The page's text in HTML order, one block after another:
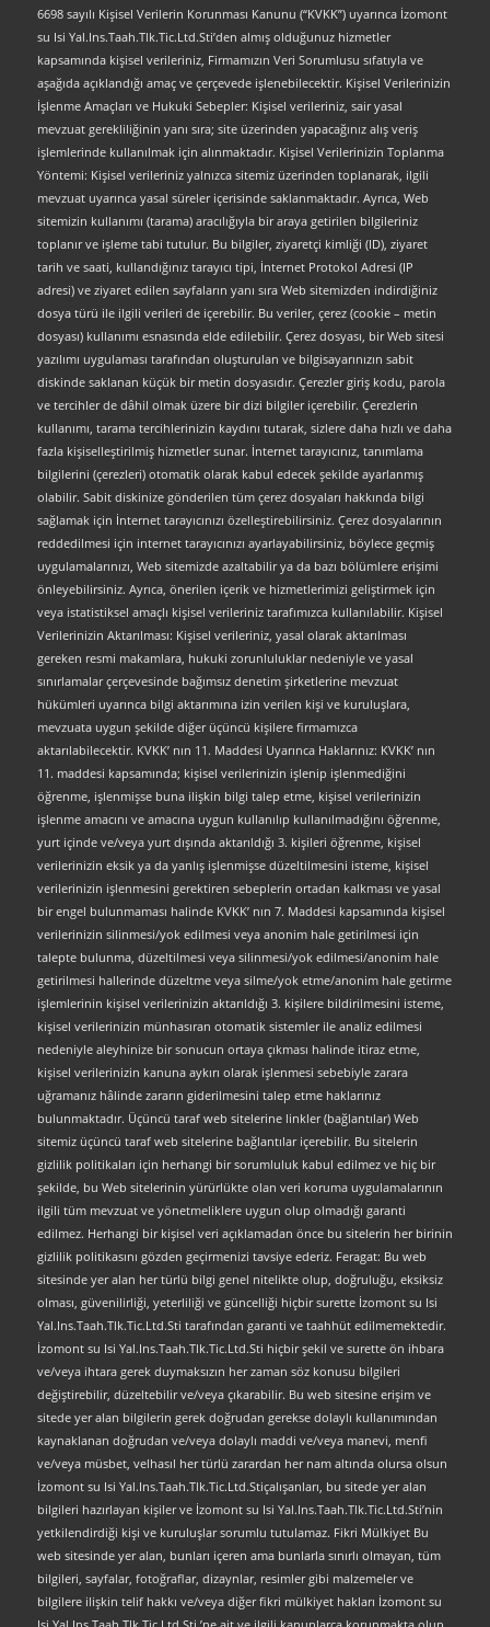
6698 sayılı Kişisel Verilerin Korunması Kanunu (“KVKK”) uyarınca İzomont
su Isi Yal.Ins.Taah.Tlk.Tic.Ltd.Sti’den almış olduğunuz hizmetler
kapsamında kişisel verileriniz, Firmamızın Veri Sorumlusu sıfatıyla ve
aşağıda açıklandığı amaç ve çerçevede işlenebilecektir. Kişisel Verilerinizin
İşlenme Amaçları ve Hukuki Sebepler: Kişisel verileriniz, sair yasal
mevzuat gerekliliğinin yanı sıra; site üzerinden yapacağınız alış veriş
işlemlerinde kullanılmak için alınmaktadır. Kişisel Verilerinizin Toplanma
Yöntemi: Kişisel verileriniz yalnızca sitemiz üzerinden toplanarak, ilgili
mevzuat uyarınca yasal süreler içerisinde saklanmaktadır. Ayrıca, Web
sitemizin kullanımı (tarama) aracılığıyla bir araya getirilen bilgileriniz
toplanır ve işleme tabi tutulur. Bu bilgiler, ziyaretçi kimliği (ID), ziyaret
tarih ve saati, kullandığınız tarayıcı tipi, İnternet Protokol Adresi (IP
adresi) ve ziyaret edilen sayfaların yanı sıra Web sitemizden indirdiğiniz
dosya türü ile ilgili verileri de içerebilir. Bu veriler, çerez (cookie – metin
dosyası) kullanımı esnasında elde edilebilir. Çerez dosyası, bir Web sitesi
yazılımı uygulaması tarafından oluşturulan ve bilgisayarınızın sabit
diskinde saklanan küçük bir metin dosyasıdır. Çerezler giriş kodu, parola
ve tercihler de dâhil olmak üzere bir dizi bilgiler içerebilir. Çerezlerin
kullanımı, tarama tercihlerinizin kaydını tutarak, sizlere daha hızlı ve daha
fazla kişiselleştirilmiş hizmetler sunar. İnternet tarayıcınız, tanımlama
bilgilerini (çerezleri) otomatik olarak kabul edecek şekilde ayarlanmış
olabilir. Sabit diskinize gönderilen tüm çerez dosyaları hakkında bilgi
sağlamak için İnternet tarayıcınızı özelleştirebilirsiniz. Çerez dosyalarının
reddedilmesi için internet tarayıcınızı ayarlayabilirsiniz, böylece geçmiş
uygulamalarınızı, Web sitemizde azaltabilir ya da bazı bölümlere erişimi
önleyebilirsiniz. Ayrıca, önerilen içerik ve hizmetlerimizi geliştirmek için
veya istatistiksel amaçlı kişisel verileriniz tarafımızca kullanılabilir. Kişisel
Verilerinizin Aktarılması: Kişisel verileriniz, yasal olarak aktarılması
gereken resmi makamlara, hukuki zorunluluklar nedeniyle ve yasal
sınırlamalar çerçevesinde bağımsız denetim şirketlerine mevzuat
hükümleri uyarınca bilgi aktarımına izin verilen kişi ve kuruluşlara,
mevzuata uygun şekilde diğer üçüncü kişilere firmamızca
aktarılabilecektir. KVKK’ nın 11. Maddesi Uyarınca Haklarınız: KVKK’ nın
11. maddesi kapsamında; kişisel verilerinizin işlenip işlenmediğini
öğrenme, işlenmişse buna ilişkin bilgi talep etme, kişisel verilerinizin
işlenme amacını ve amacına uygun kullanılıp kullanılmadığını öğrenme,
yurt içinde ve/veya yurt dışında aktarıldığı 3. kişileri öğrenme, kişisel
verilerinizin eksik ya da yanlış işlenmişse düzeltilmesini isteme, kişisel
verilerinizin işlenmesini gerektiren sebeplerin ortadan kalkması ve yasal
bir engel bulunmaması halinde KVKK’ nın 7. Maddesi kapsamında kişisel
verilerinizin silinmesi/yok edilmesi veya anonim hale getirilmesi için
talepte bulunma, düzeltilmesi veya silinmesi/yok edilmesi/anonim hale
getirilmesi hallerinde düzeltme veya silme/yok etme/anonim hale getirme
işlemlerinin kişisel verilerinizin aktarıldığı 3. kişilere bildirilmesini isteme,
kişisel verilerinizin münhasıran otomatik sistemler ile analiz edilmesi
nedeniyle aleyhinize bir sonucun ortaya çıkması halinde itiraz etme,
kişisel verilerinizin kanuna aykırı olarak işlenmesi sebebiyle zarara
uğramanız hâlinde zararın giderilmesini talep etme haklarınız
bulunmaktadır. Üçüncü taraf web sitelerine linkler (bağlantılar) Web
sitemiz üçüncü taraf web sitelerine bağlantılar içerebilir. Bu sitelerin
gizlilik politikaları için herhangi bir sorumluluk kabul edilmez ve hiç bir
şekilde, bu Web sitelerinin yürürlükte olan veri koruma uygulamalarının
ilgili tüm mevzuat ve yönetmeliklere uygun olup olmadığı garanti
edilmez. Herhangi bir kişisel veri açıklamadan önce bu sitelerin her birinin
gizlilik politikasını gözden geçirmenizi tavsiye ederiz. Feragat: Bu web
sitesinde yer alan her türlü bilgi genel nitelikte olup, doğruluğu, eksiksiz
olması, güvenilirliği, yeterliliği ve güncelliği hiçbir surette İzomont su Isi
Yal.Ins.Taah.Tlk.Tic.Ltd.Sti tarafından garanti ve taahhüt edilmemektedir.
İzomont su Isi Yal.Ins.Taah.Tlk.Tic.Ltd.Sti hiçbir şekil ve surette ön ihbara
ve/veya ihtara gerek duymaksızın her zaman söz konusu bilgileri
değiştirebilir, düzeltebilir ve/veya çıkarabilir. Bu web sitesine erişim ve
sitede yer alan bilgilerin gerek doğrudan gerekse dolaylı kullanımından
kaynaklanan doğrudan ve/veya dolaylı maddi ve/veya manevi, menfi
ve/veya müsbet, velhasıl her türlü zarardan her nam altında olursa olsun
İzomont su Isi Yal.Ins.Taah.Tlk.Tic.Ltd.Stiçalışanları, bu sitede yer alan
bilgileri hazırlayan kişiler ve İzomont su Isi Yal.Ins.Taah.Tlk.Tic.Ltd.Sti’nin
yetkilendirdiği kişi ve kuruluşlar sorumlu tutulamaz. Fikri Mülkiyet Bu
web sitesinde yer alan, bunları içeren ama bunlarla sınırlı olmayan, tüm
bilgileri, sayfalar, fotoğraflar, dizaynlar, resimler gibi malzemeler ve
bilgilere ilişkin telif hakkı ve/veya diğer fikri mülkiyet hakları İzomont su